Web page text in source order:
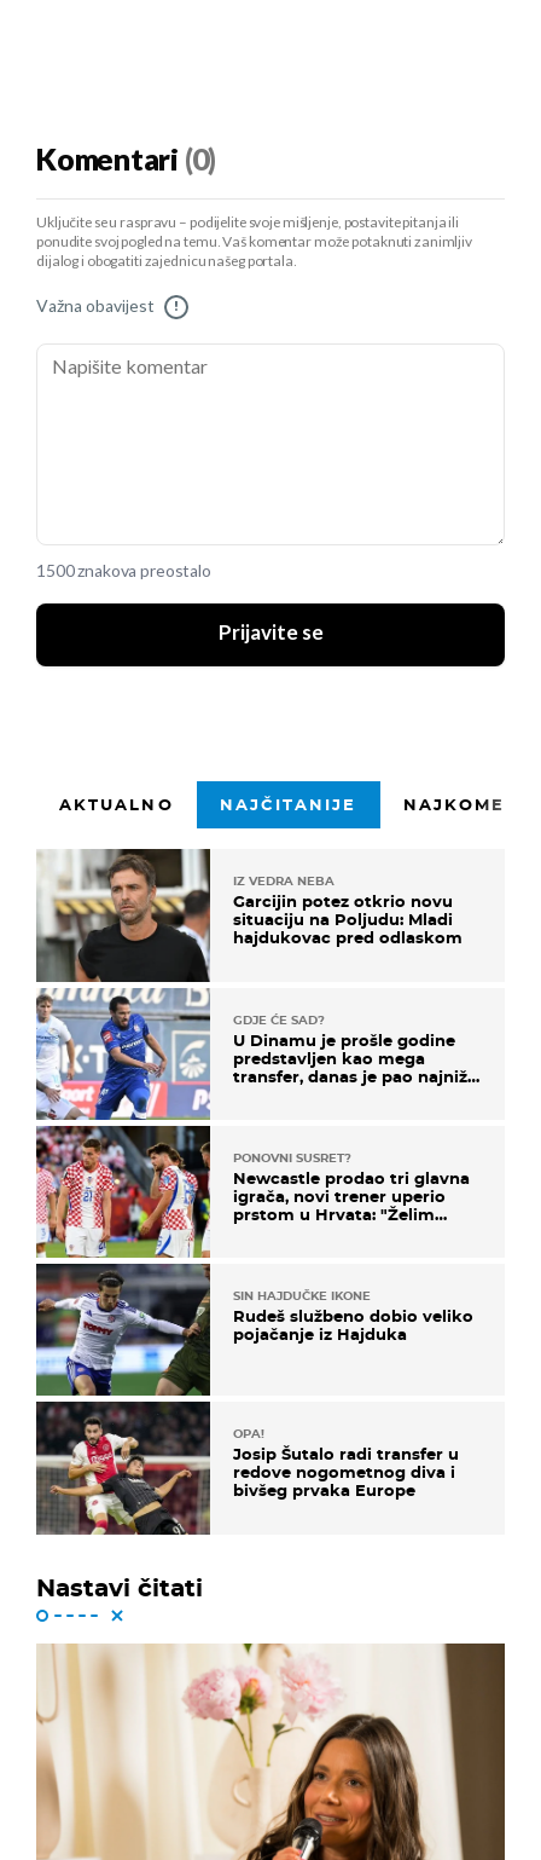
Komentari (0)
Uključite se u raspravu – podijelite svoje mišljenje, postavite pitanja ili
ponudite svoj pogled na temu. Vaš komentar može potaknuti zanimljiv
dijalog i obogatiti zajednicu našeg portala.
Važna obavijest !
1500 znakova preostalo
Prijavite se
AKTUALNO NAJČITANIJE
IZ VEDRA NEBA
Garcijin potez otkrio novu
situaciju na Poljudu: Mladi
hajdukovac pred odlaskom
GDJE ĆE SAD?
U Dinamu je prošle godine
predstavljen kao mega
transfer, danas je pao najniže
PONOVNI SUSRET?
Newcastle prodao tri glavna
igrača, novi trener uperio
prstom u Hrvata: "Želim
SIN HAJDUČKE IKONE
Rudeš službeno dobio veliko
pojačanje iz Hajduka
OPA!
Josip Šutalo radi transfer u
redove nogometnog diva i
bivšeg prvaka Europe
Nastavi čitati